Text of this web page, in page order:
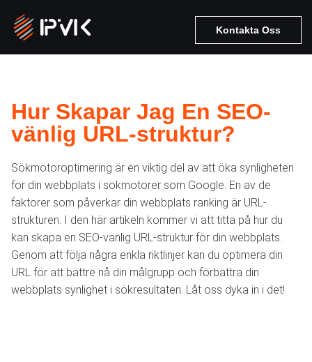
Kontakta Oss
Hur Skapar Jag En SEO-
vänlig URL-struktur?
Sökmotoroptimering är en viktig del av att öka synligheten
för din webbplats i sökmotorer som Google. En av de
faktorer som påverkar din webbplats ranking är URL-
strukturen. I den här artikeln kommer vi att titta på hur du
kan skapa en SEO-vänlig URL-struktur för din webbplats.
Genom att följa några enkla riktlinjer kan du optimera din
URL för att bättre nå din målgrupp och förbättra din
webbplats synlighet i sökresultaten. Låt oss dyka in i det!